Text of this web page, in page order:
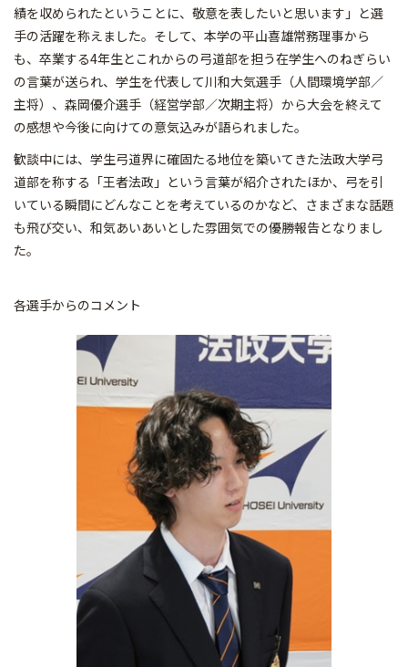
績を収められたということに、敬意を表したいと思います」と選
手の活躍を称えました。そして、本学の平山喜雄常務理事から
も、卒業する4年生とこれからの弓道部を担う在学生へのねぎらい
の言葉が送られ、学生を代表して川和大気選手（人間環境学部／
主将）、森岡優介選手（経営学部／次期主将）から大会を終えて
の感想や今後に向けての意気込みが語られました。
歓談中には、学生弓道界に確固たる地位を築いてきた法政大学弓
道部を称する「王者法政」という言葉が紹介されたほか、弓を引
いている瞬間にどんなことを考えているのかなど、さまざまな話題
も飛び交い、和気あいあいとした雰囲気での優勝報告となりまし
た。
各選手からのコメント